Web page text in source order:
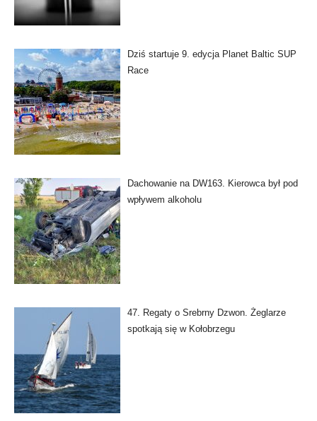
Dziś startuje 9. edycja Planet Baltic SUP
Race
Dachowanie na DW163. Kierowca był pod
wpływem alkoholu
47. Regaty o Srebrny Dzwon. Żeglarze
spotkają się w Kołobrzegu